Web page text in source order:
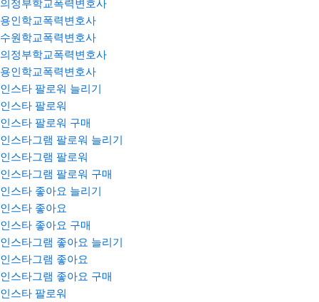
의정부학교폭력변호사
용인학교폭력변호사
수원학교폭력변호사
의정부학교폭력변호사
용인학교폭력변호사
인스타 팔로워 늘리기
인스타 팔로워
인스타 팔로워 구매
인스타그램 팔로워 늘리기
인스타그램 팔로워
인스타그램 팔로워 구매
인스타 좋아요 늘리기
인스타 좋아요
인스타 좋아요 구매
인스타그램 좋아요 늘리기
인스타그램 좋아요
인스타그램 좋아요 구매
인스타 팔로워